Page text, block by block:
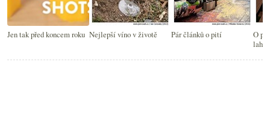
Jen tak před koncem roku Nejlepší víno v životě Pár článků o pití
O
lahví